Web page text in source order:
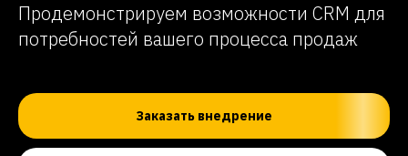
Продемонстрируем возможности CRM для
потребностей вашего процесса продаж
Заказать внедрение